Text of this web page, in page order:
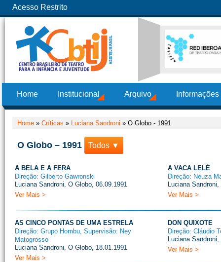
Acesso Restrito
Home Institucional Arquivo
Home » Críticas » Luciana Sandroni » O Globo - 1991
O Globo – 1991 Todos ▼
A BELA E A FERA
Direção: Gilberto Gawronski
Luciana Sandroni, O Globo, 06.09.1991
Ver Mais >
A VACA LELÉ
Direção: Neuza
Luciana
Ver Mais >
AS CINCO PONTAS DE UMA ESTRELA
Direção: Grupo Hombu, Supervisão: Ney
Matogrosso
Luciana Sandroni, O Globo, 18.01.1991
Ver Mais >
DON QUIXOTE
Direção: Cláudio
Luciana
Ver Mais >